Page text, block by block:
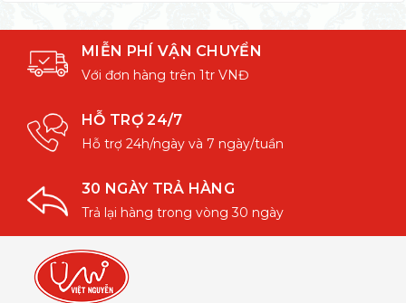
MIỄN PHÍ VẬN CHUYỂN
Với đơn hàng trên 1tr VNĐ
HỖ TRỢ 24/7
Hỗ trợ 24h/ngày và 7 ngày/tuần
30 NGÀY TRẢ HÀNG
Trả lại hàng trong vòng 30 ngày